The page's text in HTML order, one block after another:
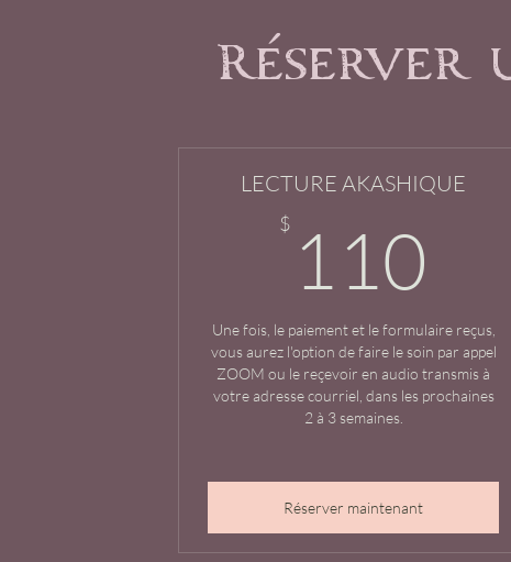
Réserver
LECTURE AKASHIQUE
$ 110
Une fois, le paiement et le formulaire reçus,
vous aurez l'option de faire le soin par appel
ZOOM ou le reçevoir en audio transmis à
votre adresse courriel, dans les prochaines
2 à 3 semaines.
Réserver maintenant